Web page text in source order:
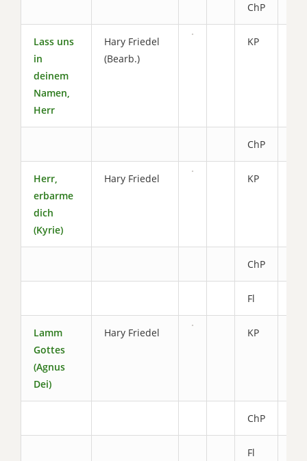
ChP
Lass uns
in
deinem
Namen,
Herr
Hary Friedel
(Bearb.)
KP
ChP
Herr,
erbarme
dich
(Kyrie)
Hary Friedel KP
ChP
Fl
Lamm
Gottes
(Agnus
Dei)
Hary Friedel KP
ChP
Fl